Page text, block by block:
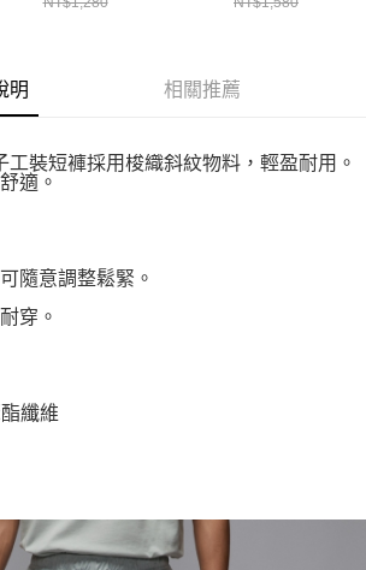
明 相關推薦
工裝短褲採用梭織斜紋物料，輕盈耐用。
適。
隨意調整鬆緊。
穿。
纖維